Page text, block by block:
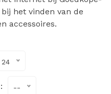
het vinden van de
accessoires.
24
--